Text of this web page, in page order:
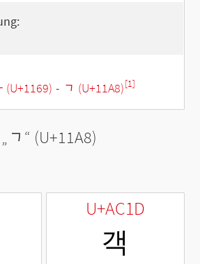
- ᆨ (U+11A8)[1]
ᆨ “ (U+11A8)
U+AC1D
객